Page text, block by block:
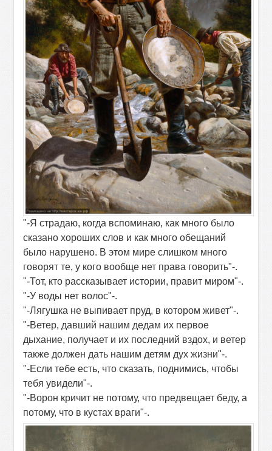
"-Я страдаю, когда вспоминаю, как много было
сказано хороших слов и как много обещаний
было нарушено. В этом мире слишком много
говорят те, у кого вообще нет права говорить"-.
"-Тот, кто рассказывает истории, правит миром"-.
"-У воды нет волос"-.
"-Лягушка не выпивает пруд, в котором живет"-.
"-Ветер, давший нашим дедам их первое
дыхание, получает и их последний вздох, и ветер
также должен дать нашим детям дух жизни"-.
"-Если тебе есть, что сказать, поднимись, чтобы
тебя увидели"-.
"-Ворон кричит не потому, что предвещает беду, а
потому, что в кустах враги"-.